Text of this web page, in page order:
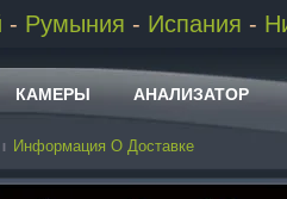
- Румыния - Испания -
КАМЕРЫ АНАЛИЗАТОР
Информация О Доставке